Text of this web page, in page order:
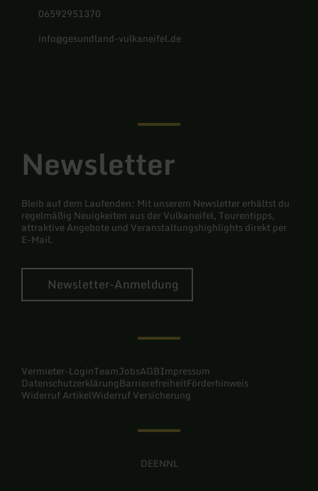
06592951370
info@gesundland-vulkaneifel.de
Newsletter
Bleib auf dem Laufenden: Mit unserem Newsletter erhältst du
regelmäßig Neuigkeiten aus der Vulkaneifel, Tourentipps,
attraktive Angebote und Veranstaltungshighlights direkt per
E-Mail.
Newsletter-Anmeldung
Vermieter-LoginTeamJobsAGBImpressum
DatenschutzerklärungBarrierefreiheitFörderhinweis
Widerruf ArtikelWiderruf Versicherung
DEENNL